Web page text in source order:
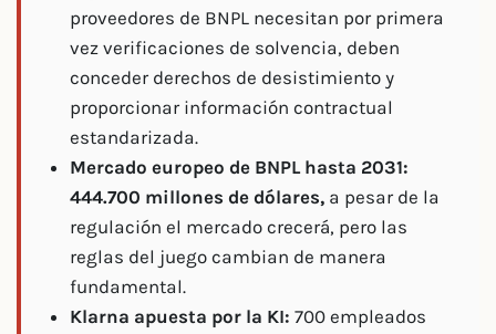
proveedores de BNPL necesitan por primera
vez verificaciones de solvencia, deben
conceder derechos de desistimiento y
proporcionar información contractual
estandarizada.
Mercado europeo de BNPL hasta 2031:
444.700 millones de dólares, a pesar de la
regulación el mercado crecerá, pero las
reglas del juego cambian de manera
fundamental.
Klarna apuesta por la KI: 700 empleados